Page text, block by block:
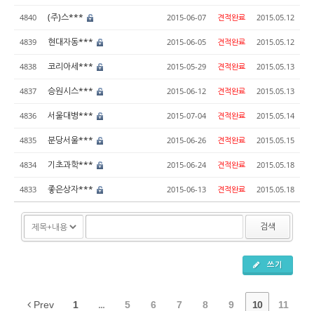
4840 (주)스*** 2015-06-07 견적완료 2015.05.12
4839 현대자동*** 2015-06-05 견적완료 2015.05.12
4838 코리아세*** 2015-05-29 견적완료 2015.05.13
4837 승원시스*** 2015-06-12 견적완료 2015.05.13
4836 서울대병*** 2015-07-04 견적완료 2015.05.14
4835 분당서울*** 2015-06-26 견적완료 2015.05.15
4834 기초과학*** 2015-06-24 견적완료 2015.05.18
4833 좋은상자*** 2015-06-13 견적완료 2015.05.18
검색
쓰기
Prev 1 ... 5 6 7 8 9 10 11